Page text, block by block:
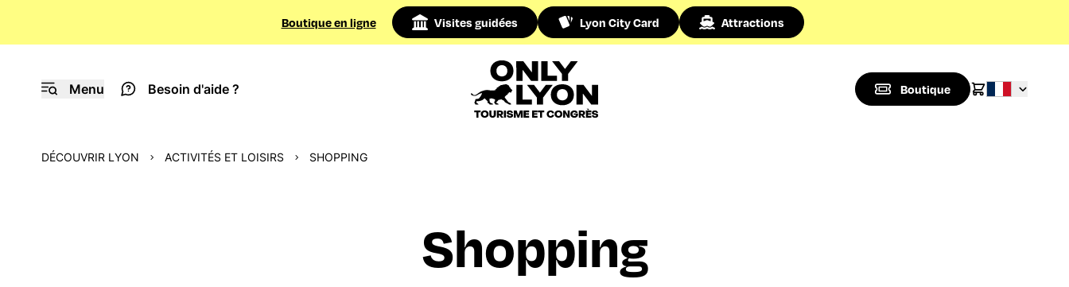
Boutique en ligne Visites guidées Lyon City Card Attractions
Menu Besoin d'aide ? Boutique
DÉCOUVRIR LYON ACTIVITÉS ET LOISIRS SHOPPING
Shopping